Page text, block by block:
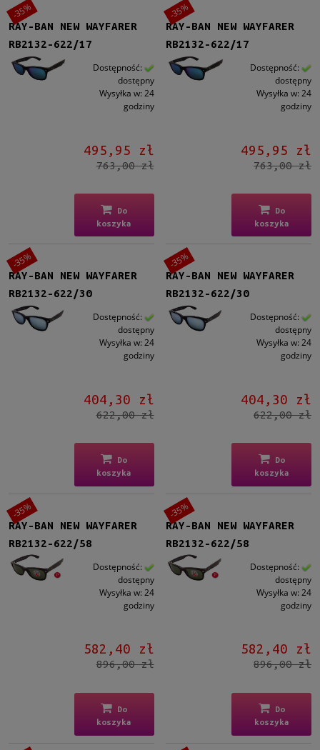
RAY-BAN NEW WAYFARER
RB2132-622/17
Dostępność:
dostępny
Wysyłka w: 24
godziny
495,95 zł
763,00 zł
Do
koszyka
-35%
RAY-BAN NEW WAYFARER
RB2132-622/17
Dostępność:
dostępny
Wysyłka w: 24
godziny
495,95 zł
763,00 zł
Do
koszyka
-35%
RAY-BAN NEW WAYFARER
RB2132-622/30
Dostępność:
dostępny
Wysyłka w: 24
godziny
404,30 zł
622,00 zł
Do
koszyka
-35%
RAY-BAN NEW WAYFARER
RB2132-622/30
Dostępność:
dostępny
Wysyłka w: 24
godziny
404,30 zł
622,00 zł
Do
koszyka
-35%
RAY-BAN NEW WAYFARER
RB2132-622/58
Dostępność:
dostępny
Wysyłka w: 24
godziny
582,40 zł
896,00 zł
Do
koszyka
-35%
RAY-BAN NEW WAYFARER
RB2132-622/58
Dostępność:
dostępny
Wysyłka w: 24
godziny
582,40 zł
896,00 zł
Do
koszyka
-35%